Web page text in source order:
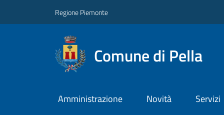
Regione Piemonte
Comune di Pella
Amministrazione Novità Servizi